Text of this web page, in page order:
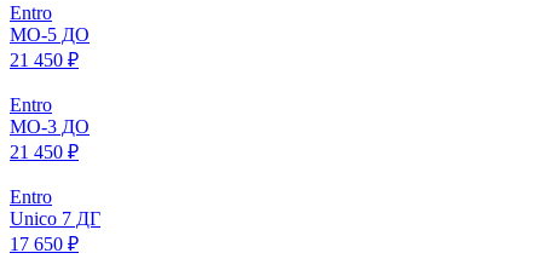
Entro
МO-5 ДО
21 450 ₽
Entro
МO-3 ДО
21 450 ₽
Entro
Unico 7 ДГ
17 650 ₽